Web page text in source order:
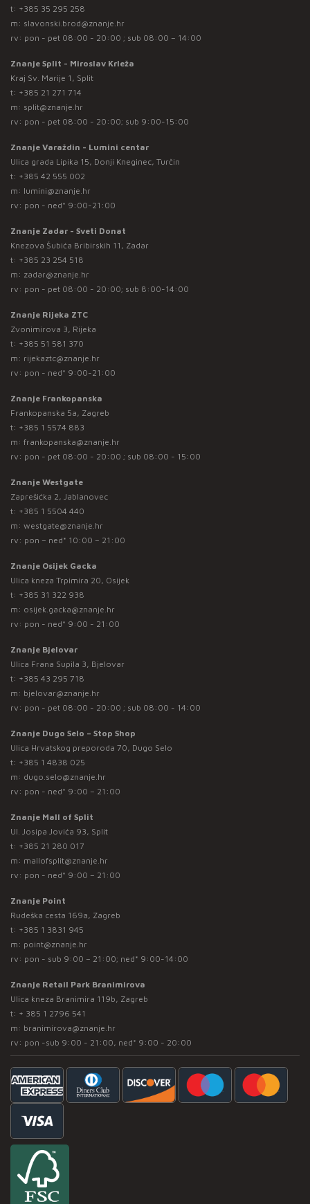
t: +385 35 295 258
m: slavonski.brod@znanje.hr
rv: pon - pet 08:00 - 20:00 ; sub 08:00 – 14:00
Znanje Split - Miroslav Krleža
Kraj Sv. Marije 1, Split
t: +385 21 271 714
m: split@znanje.hr
rv: pon - pet 08:00 - 20:00; sub 9:00-15:00
Znanje Varaždin - Lumini centar
Ulica grada Lipika 15, Donji Kneginec, Turčin
t: +385 42 555 002
m: lumini@znanje.hr
rv: pon - ned* 9:00-21:00
Znanje Zadar - Sveti Donat
Knezova Šubića Bribirskih 11, Zadar
t: +385 23 254 518
m: zadar@znanje.hr
rv: pon - pet 08:00 - 20:00; sub 8:00-14:00
Znanje Rijeka ZTC
Zvonimirova 3, Rijeka
t: +385 51 581 370
m: rijekaztc@znanje.hr
rv: pon - ned* 9:00-21:00
Znanje Frankopanska
Frankopanska 5a, Zagreb
t: +385 1 5574 883
m: frankopanska@znanje.hr
rv: pon - pet 08:00 - 20:00 ; sub 08:00 - 15:00
Znanje Westgate
Zaprešićka 2, Jablanovec
t: +385 1 5504 440
m: westgate@znanje.hr
rv: pon – ned* 10:00 – 21:00
Znanje Osijek Gacka
Ulica kneza Trpimira 20, Osijek
t: +385 31 322 938
m: osijek.gacka@znanje.hr
rv: pon - ned* 9:00 - 21:00
Znanje Bjelovar
Ulica Frana Supila 3, Bjelovar
t: +385 43 295 718
m: bjelovar@znanje.hr
rv: pon - pet 08:00 - 20:00 ; sub 08:00 - 14:00
Znanje Dugo Selo – Stop Shop
Ulica Hrvatskog preporoda 70, Dugo Selo
t: +385 1 4838 025
m: dugo.selo@znanje.hr
rv: pon - ned* 9:00 – 21:00
Znanje Mall of Split
Ul. Josipa Jovića 93, Split
t: +385 21 280 017
m: mallofsplit@znanje.hr
rv: pon - ned* 9:00 – 21:00
Znanje Point
Rudeška cesta 169a, Zagreb
t: +385 1 3831 945
m: point@znanje.hr
rv: pon - sub 9:00 – 21:00; ned* 9:00-14:00
Znanje Retail Park Branimirova
Ulica kneza Branimira 119b, Zagreb
t: + 385 1 2796 541
m: branimirova@znanje.hr
rv: pon -sub 9:00 - 21:00, ned* 9:00 - 20:00